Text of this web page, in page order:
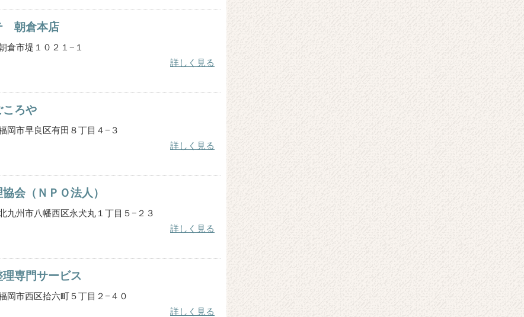
朝倉本店
倉市堤１０２１−１
詳しく見る
ころや
岡市早良区有田８丁目４−３
詳しく見る
会（ＮＰＯ法人）
九州市八幡西区永犬丸１丁目５−２３
詳しく見る
専門サービス
岡市西区拾六町５丁目２−４０
詳しく見る